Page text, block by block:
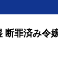
罪済み令